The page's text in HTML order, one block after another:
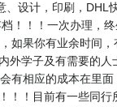
设计，印刷，DHL
！！！一次办理
果你有业余时间
外学子及有需要
有相应的成本在
！目前有一些同